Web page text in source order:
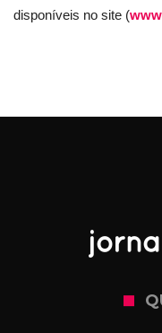
disponíveis no site (